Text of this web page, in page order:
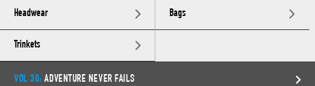
Headwear Bags
Trinkets
VOL 30: ADVENTURE NEVER FAILS